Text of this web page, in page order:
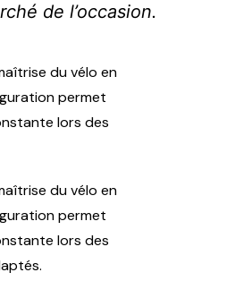
de l’occasion.
du vélo en
permet
lors des
du vélo en
permet
lors des